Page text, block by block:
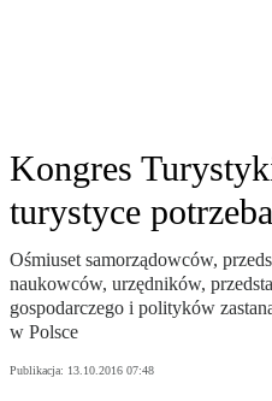
Kongres
turystyce
Ośmiuset samorządowców,
naukowców, urzędników,
gospodarczego i polityków
w Polsce
Publikacja: 13.10.2016 07:48